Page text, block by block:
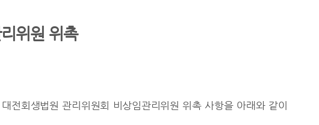
위원 위촉
전회생법원 관리위원회 비상임관리위원 위촉 사항을 아래와 같이